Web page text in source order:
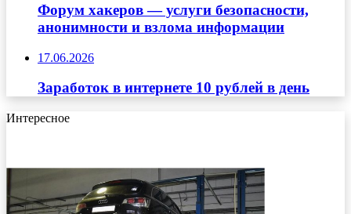
Форум хакеров — услуги безопасности,
анонимности и взлома информации
17.06.2026
Заработок в интернете 10 рублей в день
Интересное